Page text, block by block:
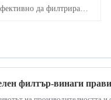
да филтрира
касета за сепаратор
да отдели водата в
водата да причини
филтър-винаги